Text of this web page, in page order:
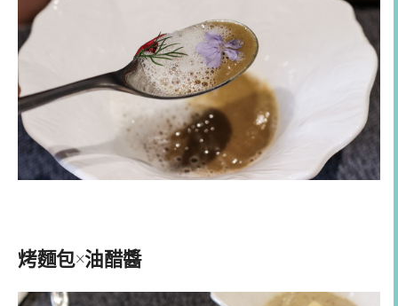
烤麵包×油醋醬